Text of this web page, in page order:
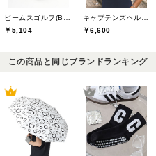
ビームスゴルフ(BEAMS GOLF)
￥5,104
キャプテンズヘルムゴルフ(Captains Helm Golf)
￥6,600
この商品と同じブランドランキング